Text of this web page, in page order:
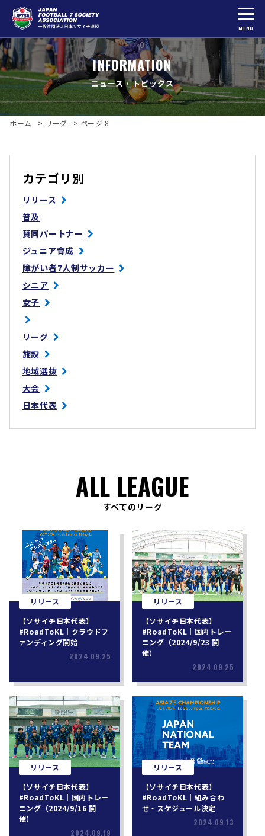
MENU
INFORMATION
ニュース・トピックス
ホーム > リーグ > ページ 8
カテゴリ別
リリース
普及
賛同パートナー
ジュニア育成
障がい者7人制サッカー
シニア
女子
リーグ
施設
地域選抜
大会
日本代表
ALL LEAGUE
すべてのリーグ
リリース
【ソサイチ日本代表】
#RoadToKL｜クラウドフ
ァンディング開始
2024.09.25
リリース
【ソサイチ日本代表】
#RoadToKL｜国内トレー
ニング（2024/9/23 開
催）
2024.09.25
リリース
【ソサイチ日本代表】
#RoadToKL｜国内トレー
ニング（2024/9/16 開
催）
2024.09.19
リリース
【ソサイチ日本代表】
#RoadToKL｜組み合わ
せ・スケジュール決定
2024.09.13